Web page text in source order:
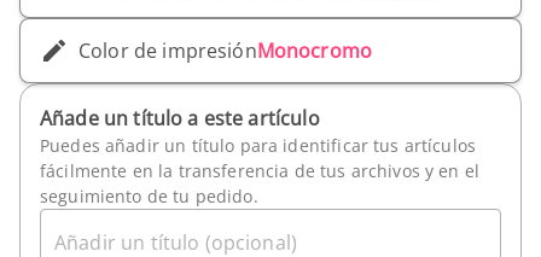
Color de impresiónMonocromo
Añade un título a este artículo
Puedes añadir un título para identificar tus artículos
fácilmente en la transferencia de tus archivos y en el
seguimiento de tu pedido.
Añadir un título (opcional)